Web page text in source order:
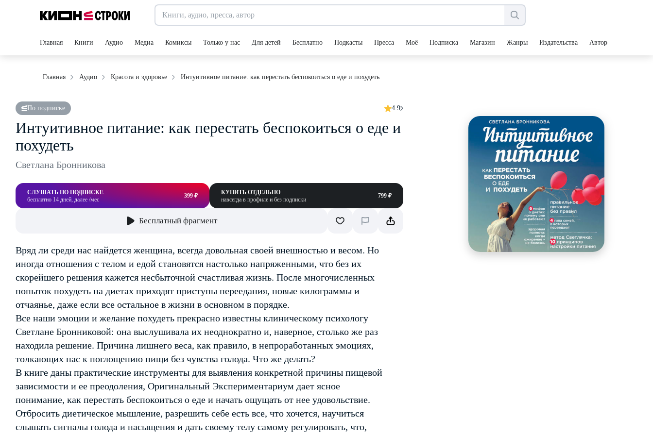
Главная Книги Аудио Медиа Комиксы Только у нас Для детей Бесплатно Подкасты Пресса Моё Подписка Магазин Жанры Издательства Авторы
Главная Аудио Красота и здоровье Интуитивное питание: как перестать беспокоиться о еде и похудеть
По подписке 4.9
Интуитивное питание: как перестать беспокоиться о еде и
похудеть
Светлана Бронникова
СЛУШАТЬ ПО ПОДПИСКЕ
бесплатно 14 дней, далее /мес
399 ₽
КУПИТЬ ОТДЕЛЬНО
навсегда в профиле и без подписки
799 ₽
Бесплатный фрагмент
Вряд ли среди нас найдется женщина, всегда довольная своей внешностью и весом. Но
иногда отношения с телом и едой становятся настолько напряженными, что без их
скорейшего решения кажется несбыточной счастливая жизнь. После многочисленных
попыток похудеть на диетах приходят приступы переедания, новые килограммы и
отчаянье, даже если все остальное в жизни в основном в порядке.
Все наши эмоции и желание похудеть прекрасно известны клиническому психологу
Светлане Бронниковой: она выслушивала их неоднократно и, наверное, столько же раз
находила решение. Причина лишнего веса, как правило, в непроработанных эмоциях,
толкающих нас к поглощению пищи без чувства голода. Что же делать?
В книге даны практические инструменты для выявления конкретной причины пищевой
зависимости и ее преодоления, Оригинальный Экспериментариум дает ясное
понимание, как перестать беспокоиться о еде и начать ощущать от нее удовольствие.
Отбросить диетическое мышление, разрешить себе есть все, что хочется, научиться
слышать сигналы голода и насыщения и дать своему телу самому регулировать, что,